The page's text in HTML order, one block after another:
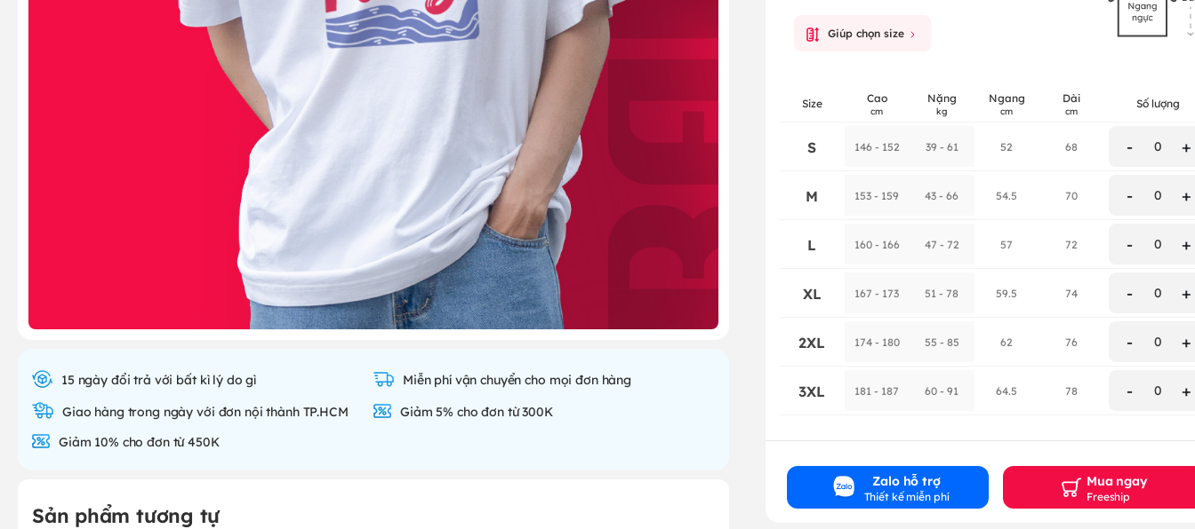
15 ngày đổi trả với bất kì lý do gì
Miễn phí vận chuyển cho mọi đơn hàng
Giao hàng trong ngày với đơn nội thành TP.HCM
Giảm 5% cho đơn từ 300K
Giảm 10% cho đơn từ 450K
Sản phẩm tương tự
Giúp chọn size
Size Cao
cm
Nặng
kg
Ngang
cm
Dài
cm Số lượng
S 146 - 152 39 - 61 52 68 - 0 +
M 153 - 159 43 - 66 54.5 70 - 0 +
L 160 - 166 47 - 72 57 72 - 0 +
XL 167 - 173 51 - 78 59.5 74 - 0 +
2XL 174 - 180 55 - 85 62 76 - 0 +
3XL 181 - 187 60 - 91 64.5 78 - 0 +
Zalo hỗ trợ
Thiết kế miễn phí
Mua ngay
Freeship